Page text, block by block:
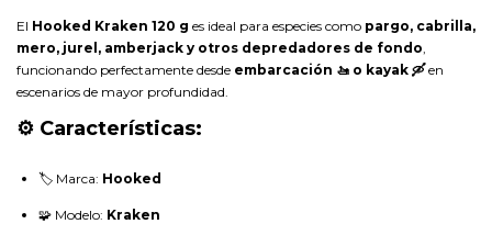
El Hooked Kraken 120 g es ideal para especies como pargo, cabrilla,
mero, jurel, amberjack y otros depredadores de fondo,
funcionando perfectamente desde embarcación 🚤 o kayak 🛶en
escenarios de mayor profundidad.
⚙️ Características:
🏷️ Marca: Hooked
🧩 Modelo: Kraken